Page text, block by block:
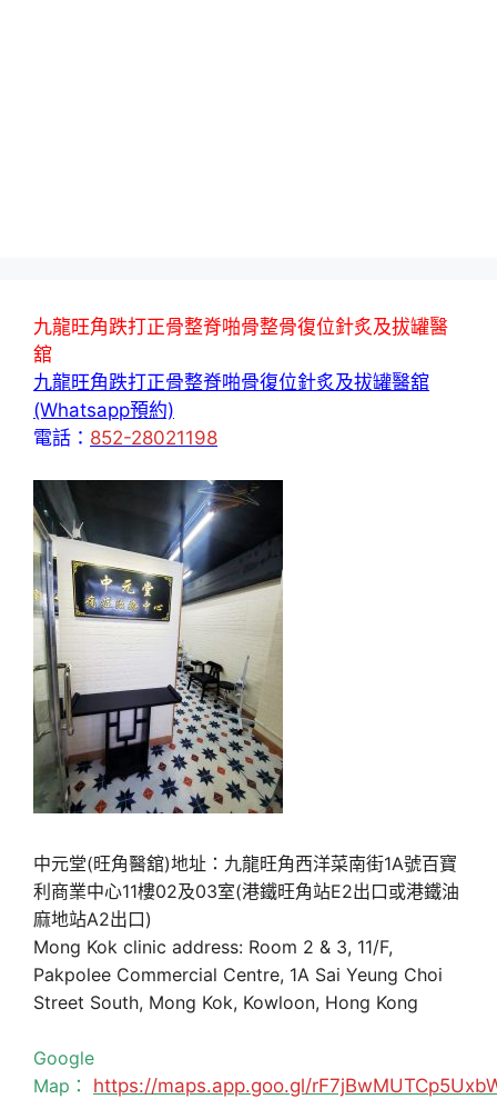
九龍旺角跌打正骨整脊啪骨整骨復位針炙及拔罐醫
舘
九龍旺角跌打正骨整脊啪骨復位針炙及拔罐醫舘
(Whatsapp預約)
電話： 852-28021198
中元堂(旺角醫舘)地址：九龍旺角西洋菜南街1A號百寶
利商業中心11樓02及03室(港鐵旺角站E2出口或港鐵油
麻地站A2出口)
Mong Kok clinic address: Room 2 & 3, 11/F,
Pakpolee Commercial Centre, 1A Sai Yeung Choi
Street South, Mong Kok, Kowloon, Hong Kong
Google
Map： https://maps.app.goo.gl/